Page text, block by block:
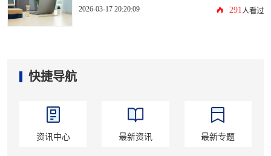
2026-03-17 20:20:09 291 人看过
快捷导航
资讯中心 最新资讯 最新专题